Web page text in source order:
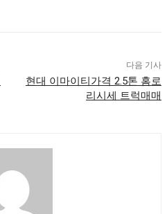
다음 기사
현대 이마이티가격 2.5톤 홈로
리시세 트럭매매